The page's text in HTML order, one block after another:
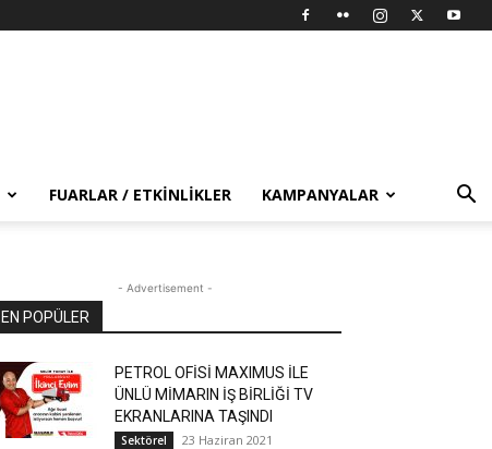
FUARLAR / ETKINLIKLER KAMPANYALAR
- Advertisement -
EN POPÜLER
PETROL OFİSİ MAXIMUS İLE
ÜNLÜ MİMARIN İŞ BİRLİĞİ TV
EKRANLARINA TAŞINDI
Sektörel 23 Haziran 2021